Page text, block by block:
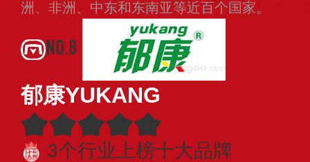
洲、非洲、中东和东南亚等近百个国家。
NO.8
郁康YUKANG
3个行业上榜十大品牌